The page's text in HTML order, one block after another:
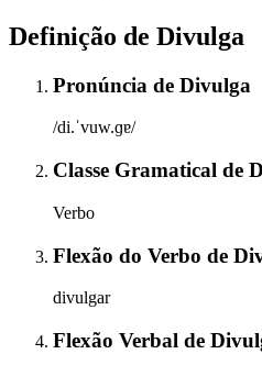
Definição de Divulga
Pronúncia de Divulga
/di.ˈvuw.ɡɐ/
Classe Gramatical de
Verbo
Flexão do Verbo de
divulgar
Flexão Verbal de